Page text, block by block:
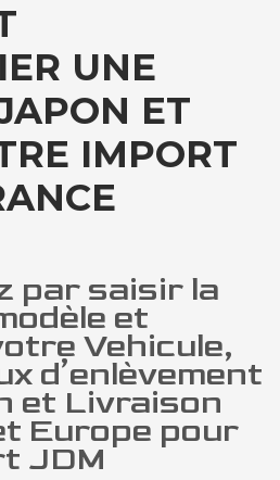
UNE
ET
IMPORT
par saisir la
et
Vehicule,
d’enlèvement
et Livraison
Europe pour
JDM